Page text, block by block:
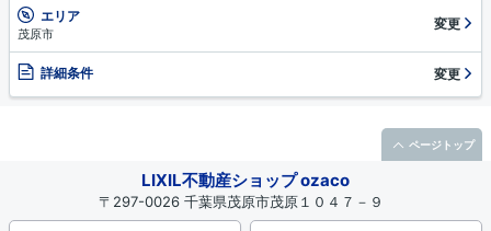
エリア
茂原市
変更
詳細条件 変更
LIXIL不動産ショップ ozaco
〒297-0026 千葉県茂原市茂原１０４７－９
ページトップ